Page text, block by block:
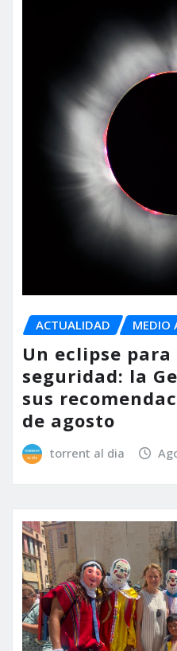
ACTUALIDAD MEDIO
Un eclipse
seguridad: la
sus
de agosto
torrent al dia